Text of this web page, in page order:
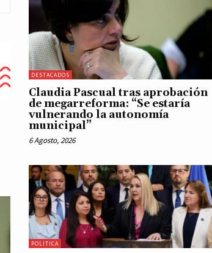
DESTACADOS
Claudia Pascual tras aprobación
de megarreforma: “Se estaría
vulnerando la autonomía
municipal”
6 Agosto, 2026
POLITICA